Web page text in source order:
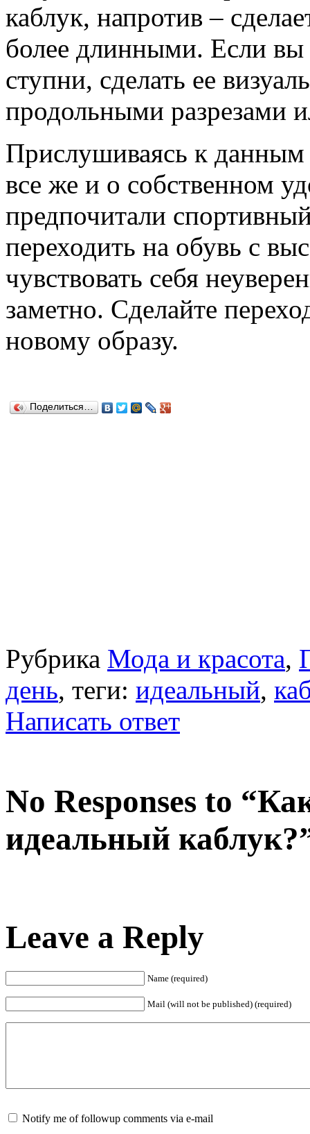
каблук, напротив –
более длинными. Если вы
ступни, сделать ее
продольными разрезами
Прислушиваясь к данным
все же и о собственном
предпочитали
переходить на обувь с
чувствовать себя
заметно. Сделайте
новому образу.
Поделиться…
Рубрика Мода и красота,
день, теги: идеальный,
Написать ответ
No Responses to
идеальный
Leave a Reply
Name (required)
Mail (will not be published) (required)
Notify me of followup comments via e-mail